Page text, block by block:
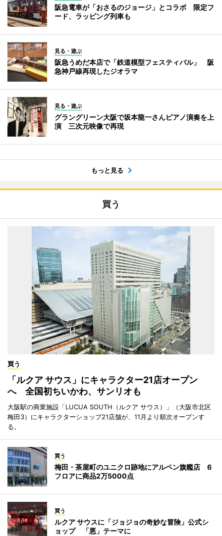
阪急電車が「おさるのジョージ」とコラボ 限定フ
ード、ラッピング列車も
見る・遊ぶ
阪急うめだ本店で「鉄道模型フェスティバル」 阪
急神戸線再現したジオラマ
見る・遊ぶ
グラングリーン大阪で坂本龍一さんピアノ演奏を上
演 三次元映像で再現
もっと見る
買う
買う
「ルクア サウス」にキャラクター21店オープン
へ 全国初ちいかわ、サンリオも
大阪駅の商業施設「LUCUA SOUTH（ルクア サウス）」（大阪市北区
梅田3）にキャラクターショップ21店舗が、11月より順次オープンす
る。
買う
梅田・茶屋町のユニクロ跡地にアルペン旗艦店 6
フロアに商品2万5000点
買う
ルクア サウスに「ジョジョの奇妙な冒険」公式シ
ョップ 「悪」テーマに